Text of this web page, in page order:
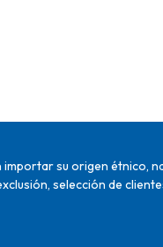
su origen étnico,
selección de